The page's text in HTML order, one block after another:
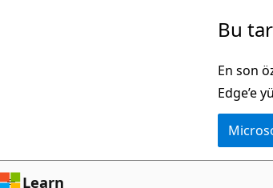
Bu
En son
Edge’e
Learn